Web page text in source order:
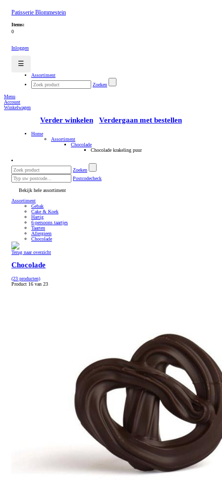
Patisserie Blommestein
Items:
0
Inloggen
☰
Assortiment
Zoeken
Menu
Account
Winkelwagen
Verder winkelen Verdergaan met bestellen
Home
Assortiment
Chocolade
Chocolade krakeling puur
Zoeken
Postcodecheck
Bekijk hele assortiment
Assortiment
Gebak
Cake & Koek
Hartig
6-persoons taartjes
Taarten
Allergieen
Chocolade
Terug naar overzicht
Chocolade
(23 producten)
Product 16 van 23